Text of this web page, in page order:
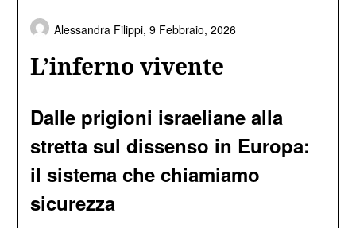
L’inferno vivente
Alessandra Filippi,9 Febbraio, 2026
Dalle prigioni israeliane alla
stretta sul dissenso in Europa:
il sistema che chiamiamo
sicurezza